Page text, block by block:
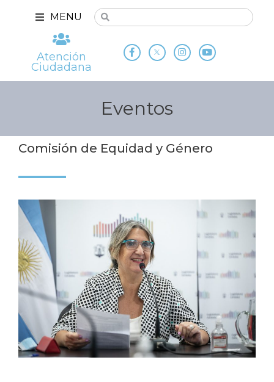
MENU
Atención
Ciudadana
Eventos
Comisión de Equidad y Género